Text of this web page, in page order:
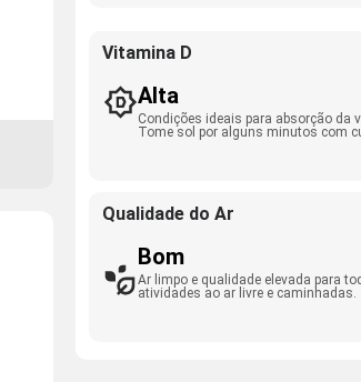
Vitamina D
Alta
Condições ideais para absorção da
Tome sol por alguns minutos com
Qualidade do Ar
Bom
Ar limpo e qualidade elevada para
atividades ao ar livre e caminhadas.